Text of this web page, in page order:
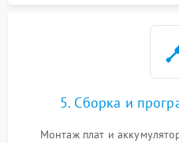
5. Сборка и
Монтаж плат и